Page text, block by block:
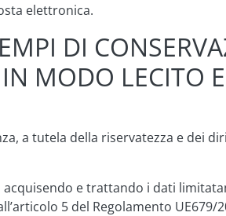
elettronica.
DI
MODO LECITO
a tutela della riservatezza e dei
e trattando i dati
5 del Regolamento UE679/